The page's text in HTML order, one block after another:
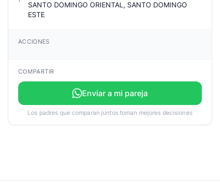
SANTO DOMINGO ORIENTAL, SANTO DOMINGO
ESTE
ACCIONES
COMPARTIR
Enviar a mi pareja
Los padres que comparan juntos toman mejores decisiones